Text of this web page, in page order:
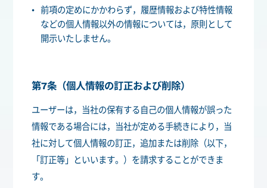
前項の定めにかかわらず，履歴情報および特性情報
などの個人情報以外の情報については，原則として
開示いたしません。
第7条（個人情報の訂正および削除）
ユーザーは，当社の保有する自己の個人情報が誤った
情報である場合には，当社が定める手続きにより，当
社に対して個人情報の訂正，追加または削除（以下，
「訂正等」といいます。）を請求することができま
す。